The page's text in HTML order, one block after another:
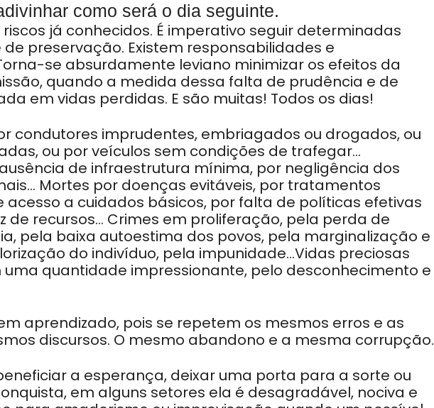
como será o dia seguinte.
já conhecidos. É imperativo seguir determinadas
preservação. Existem responsabilidades e
se absurdamente leviano minimizar os efeitos da
quando a medida dessa falta de prudência e de
em vidas perdidas. E são muitas! Todos os dias!
condutores imprudentes, embriagados ou drogados, ou
ou por veículos sem condições de trafegar…
de infraestrutura mínima, por negligência dos
Mortes por doenças evitáveis, por tratamentos
acesso a cuidados básicos, por falta de políticas efetivas
de recursos… Crimes em proliferação, pela perda de
pela baixa autoestima dos povos, pela marginalização e
do indivíduo, pela impunidade…Vidas preciosas
quantidade impressionante, pelo desconhecimento e
aprendizado, pois se repetem os mesmos erros e as
discursos. O mesmo abandono e a mesma corrupção.
a esperança, deixar uma porta para a sorte ou
em alguns setores ela é desagradável, nociva e